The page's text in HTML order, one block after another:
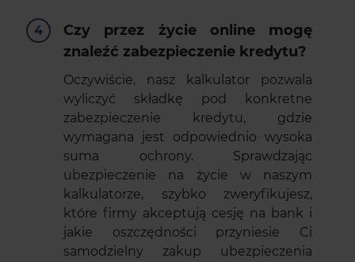
Czy przez życie online mogę
znaleźć zabezpieczenie kredytu?
Oczywiście, nasz kalkulator pozwala
wyliczyć składkę pod konkretne
zabezpieczenie kredytu, gdzie
wymagana jest odpowiednio wysoka
suma ochrony. Sprawdzając
ubezpieczenie na życie w naszym
kalkulatorze, szybko zweryfikujesz,
które firmy akceptują cesję na bank i
jakie oszczędności przyniesie Ci
samodzielny zakup ubezpieczenia